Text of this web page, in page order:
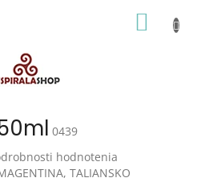
0439
hodnotenia
TALIANSKO